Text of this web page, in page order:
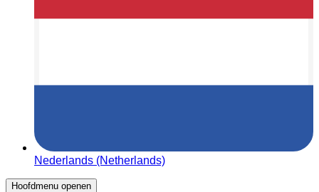
Nederlands (Netherlands)
Hoofdmenu openen